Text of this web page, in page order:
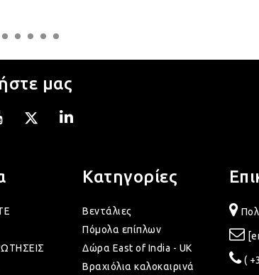
μας
Κατηγορίες
Βεντάλιες
Πόμολα επίπλων
Δώρα East of India - UK
Βραχιόλια καλοκαιρινά
(